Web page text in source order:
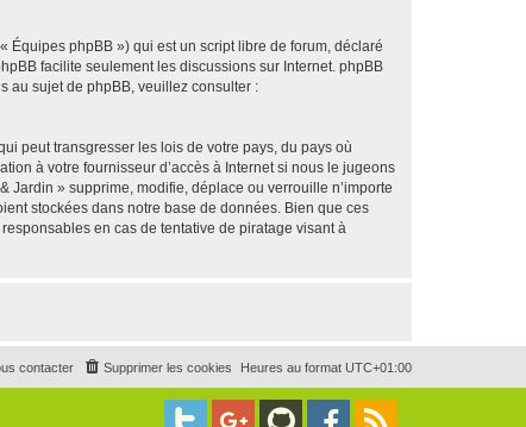
Équipes phpBB ») qui est un script libre de forum, déclaré
facilite seulement les discussions sur Internet. phpBB
au sujet de phpBB, veuillez consulter :
peut transgresser les lois de votre pays, du pays où
à votre fournisseur d’accès à Internet si nous le jugeons
Jardin » supprime, modifie, déplace ou verrouille n’importe
stockées dans notre base de données. Bien que ces
en cas de tentative de piratage visant à
Heures au format UTC+01:00
Supprimer les cookies
contacter